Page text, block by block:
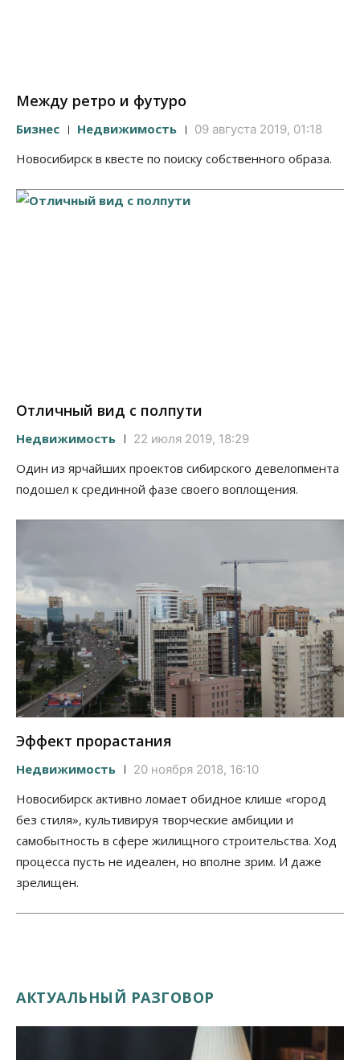
Между ретро и футуро
Бизнес Недвижимость 09 августа 2019, 01:18
Новосибирск в квесте по поиску собственного образа.
Отличный вид с полпути
Недвижимость 22 июля 2019, 18:29
Один из ярчайших проектов сибирского девелопмента
подошел к срединной фазе своего воплощения.
Эффект прорастания
Недвижимость 20 ноября 2018, 16:10
Новосибирск активно ломает обидное клише «город
без стиля», культивируя творческие амбиции и
самобытность в сфере жилищного строительства. Ход
процесса пусть не идеален, но вполне зрим. И даже
зрелищен.
АКТУАЛЬНЫЙ РАЗГОВОР